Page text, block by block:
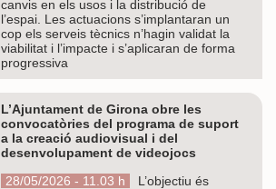
canvis en els usos i la distribució de
l’espai. Les actuacions s’implantaran un
cop els serveis tècnics n’hagin validat la
viabilitat i l’impacte i s’aplicaran de forma
progressiva
L’Ajuntament de Girona obre les
convocatòries del programa de suport
a la creació audiovisual i del
desenvolupament de videojocs
28/05/2026 - 11.03 h
L’objectiu és